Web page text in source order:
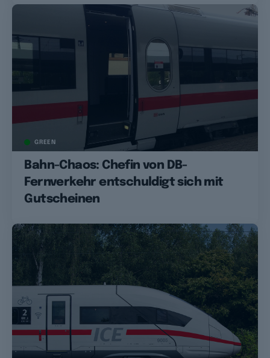
GREEN
Bahn-Chaos: Chefin von DB-
Fernverkehr entschuldigt sich mit
Gutscheinen